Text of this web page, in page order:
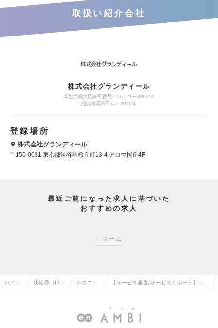
取扱い紹介会社
株式会社グランディール
厚生労働大臣許可番号：06－ユー300050
紹介事業許可年：2016年
登録場所
株式会社グランディール
〒150-0031 東京都渋谷区桜丘町13-4 アロマ桜丘4F
最近ご覧になった求人に基づいた
おすすめの求人
ホーム
ハイク 技術系（IT・ テクニカ
トの転職
【サービス基盤/サービスサポート】サ
ーダー～Mgr候補）の求人情報